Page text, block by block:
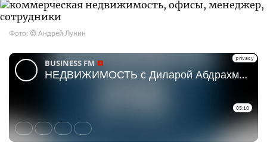
Фото: © Андрей Лунин